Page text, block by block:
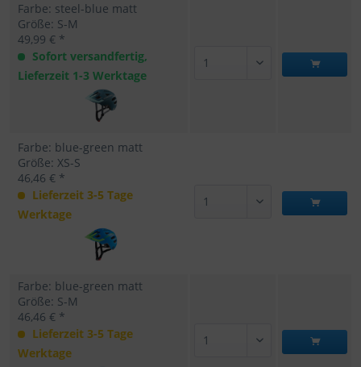
Farbe: steel-blue matt
Größe: S-M
49,99 € *
Sofort versandfertig,
Lieferzeit 1-3 Werktage
Farbe: blue-green matt
Größe: XS-S
46,46 € *
Lieferzeit 3-5 Tage
Werktage
Farbe: blue-green matt
Größe: S-M
46,46 € *
Lieferzeit 3-5 Tage
Werktage